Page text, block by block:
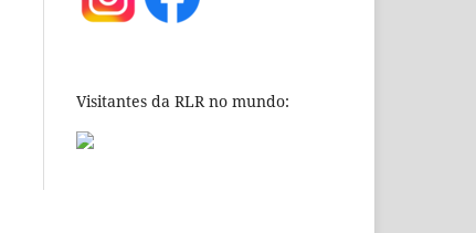
Visitantes da RLR no mundo: